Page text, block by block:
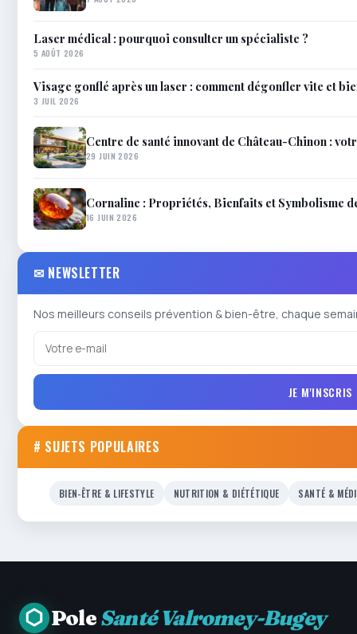
Laser médical : pourquoi consulter un spécialiste ?
5 AOÛT 2026
Visage gonflé après un laser : comment dégonfler vite et
3 JUIL 2026
Centre de santé innovant de Château-Chinon :
29 JUIN 2026
Cornaline : Propriétés, Bienfaits et Symbolisme
16 JUIN 2026
✉ NEWSLETTER
Nos meilleurs conseils prévention & bien-être, chaque
JE M'INSCRIS
# SUJETS POPULAIRES
BIEN-ÊTRE & LIFESTYLE NUTRITION & DIÉTÉTIQUE SANTÉ &
PoleSanté Valromey-Bugey